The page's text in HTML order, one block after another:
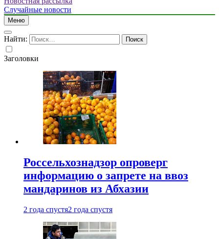
Случайные новости
Меню
Найти:
Заголовки
Россельхознадзор опроверг
информацию о запрете на ввоз
мандаринов из Абхазии
2 года спустя2 года спустя